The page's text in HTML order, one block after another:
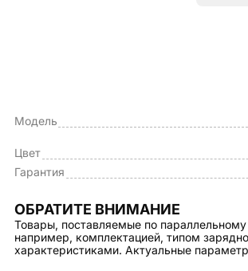
Модель
Цвет
Гарантия
ОБРАТИТЕ ВНИМАНИЕ
Товары, поставляемые по
например, комплектацией, типом
характеристиками. Актуальные